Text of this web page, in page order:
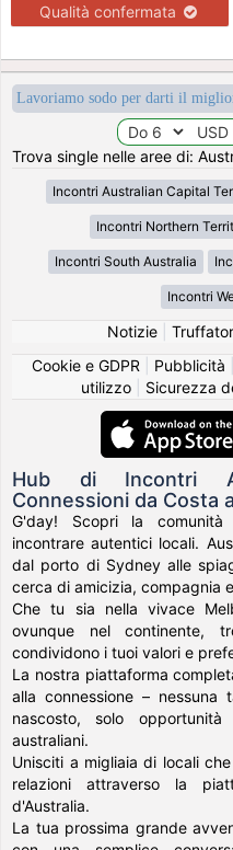
Qualità confermata
Lavoriamo sodo per darti il
Trova single nelle aree di:
Incontri Australian Capital
Incontri Northern
Incontri South Australia
Incontri
Notizie|
Cookie e GDPR
Pubblicità
utilizzo| Sicurezza
Hub di Incontri
Connessioni da Costa
G'day! Scopri la comunità
incontrare autentici locali.
dal porto di Sydney alle
cerca di amicizia, compagnia
Che tu sia nella vivace
ovunque nel continente,
condividono i tuoi valori e
La nostra piattaforma
alla connessione – nessuna
nascosto, solo
australiani.
Unisciti a migliaia di locali
relazioni attraverso la
d'Australia.
La tua prossima grande